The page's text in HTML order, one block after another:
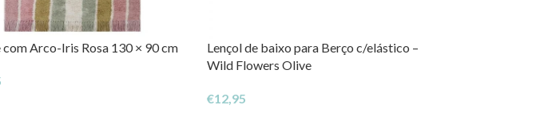
com Arco-Iris Rosa 130 × 90 cm
Lençol de baixo para Berço c/elástico –
Wild Flowers Olive
€12,95